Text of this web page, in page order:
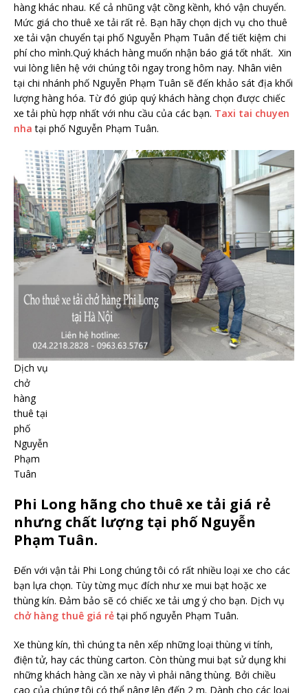
hàng khác nhau. Kể cả nhũng vật cồng kềnh, khó vận chuyển.
Mức giá cho thuê xe tải rất rẻ. Bạn hãy chọn dịch vụ cho thuê
xe tải vận chuyển tại phố Nguyễn Phạm Tuân để tiết kiệm chi
phí cho mình.Quý khách hàng muốn nhận báo giá tốt nhất. Xin
vui lòng liên hệ với chúng tôi ngay trong hôm nay. Nhân viên
tại chi nhánh phố Nguyễn Phạm Tuân sẽ đến khảo sát địa khối
lượng hàng hóa. Từ đó giúp quý khách hàng chọn được chiếc
xe tải phù hợp nhất với nhu cầu của các bạn. Taxi tai chuyen
nha tại phố Nguyễn Phạm Tuân.
Dịch vụ
chở
hàng
thuê tại
phố
Nguyễn
Phạm
Tuân
Phi Long hãng cho thuê xe tải giá rẻ
nhưng chất lượng tại phố Nguyễn
Phạm Tuân.
Đến với vận tải Phi Long chúng tôi có rất nhiều loại xe cho các
bạn lựa chọn. Tùy từng mục đích như xe mui bạt hoặc xe
thùng kín. Đảm bảo sẽ có chiếc xe tải ưng ý cho bạn. Dịch vụ
chở hàng thuê giá rẻtại phố nguyễn Phạm Tuân.
Xe thùng kín, thì chúng ta nên xếp những loại thùng vi tính,
điện tử, hay các thùng carton. Còn thùng mui bạt sử dụng khi
những khách hàng cần xe này vì phải nâng thùng. Bởi chiều
cao của chúng tôi có thể nâng lên đến 2 m. Dành cho các loại